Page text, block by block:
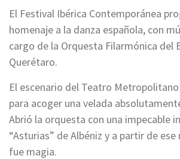
El Festival Ibérica Contemporánea
homenaje a la danza española, con
cargo de la Orquesta Filarmónica del
Querétaro.
El escenario del Teatro
para acoger una velada
Abrió la orquesta con una impecable
“Asturias” de Albéniz y a partir de
fue magia.